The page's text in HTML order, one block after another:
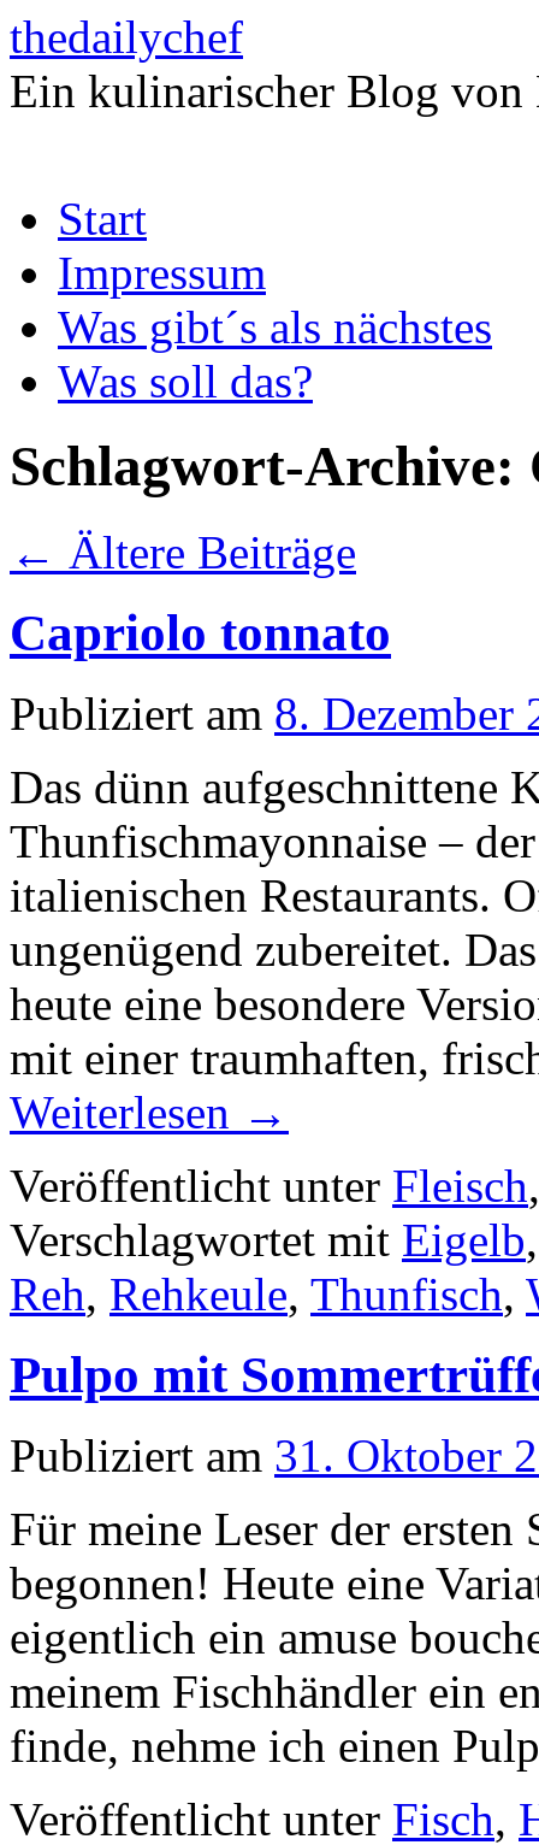
thedailychef
Ein kulinarischer Blog von
Inhalt
springenStart
Impressum
Was gibt´s als nächstes
Was soll das?
Schlagwort-Archive:
← Ältere Beiträge
Capriolo tonnato
Publiziert am 8. Dezember
Das dünn aufgeschnittene
Thunfischmayonnaise –
italienischen Restaurants.
ungenügend zubereitet.
heute eine besondere
mit einer traumhaften,
Weiterlesen →
Veröffentlicht unter Fleisch
Verschlagwortet mit Eigelb
Reh, Rehkeule, Thunfisch,
Pulpo mit
Publiziert am 31. Oktober
Für meine Leser der
begonnen! Heute eine
eigentlich ein amuse
meinem Fischhändler ein
finde, nehme ich einen
Veröffentlicht unter Fisch,